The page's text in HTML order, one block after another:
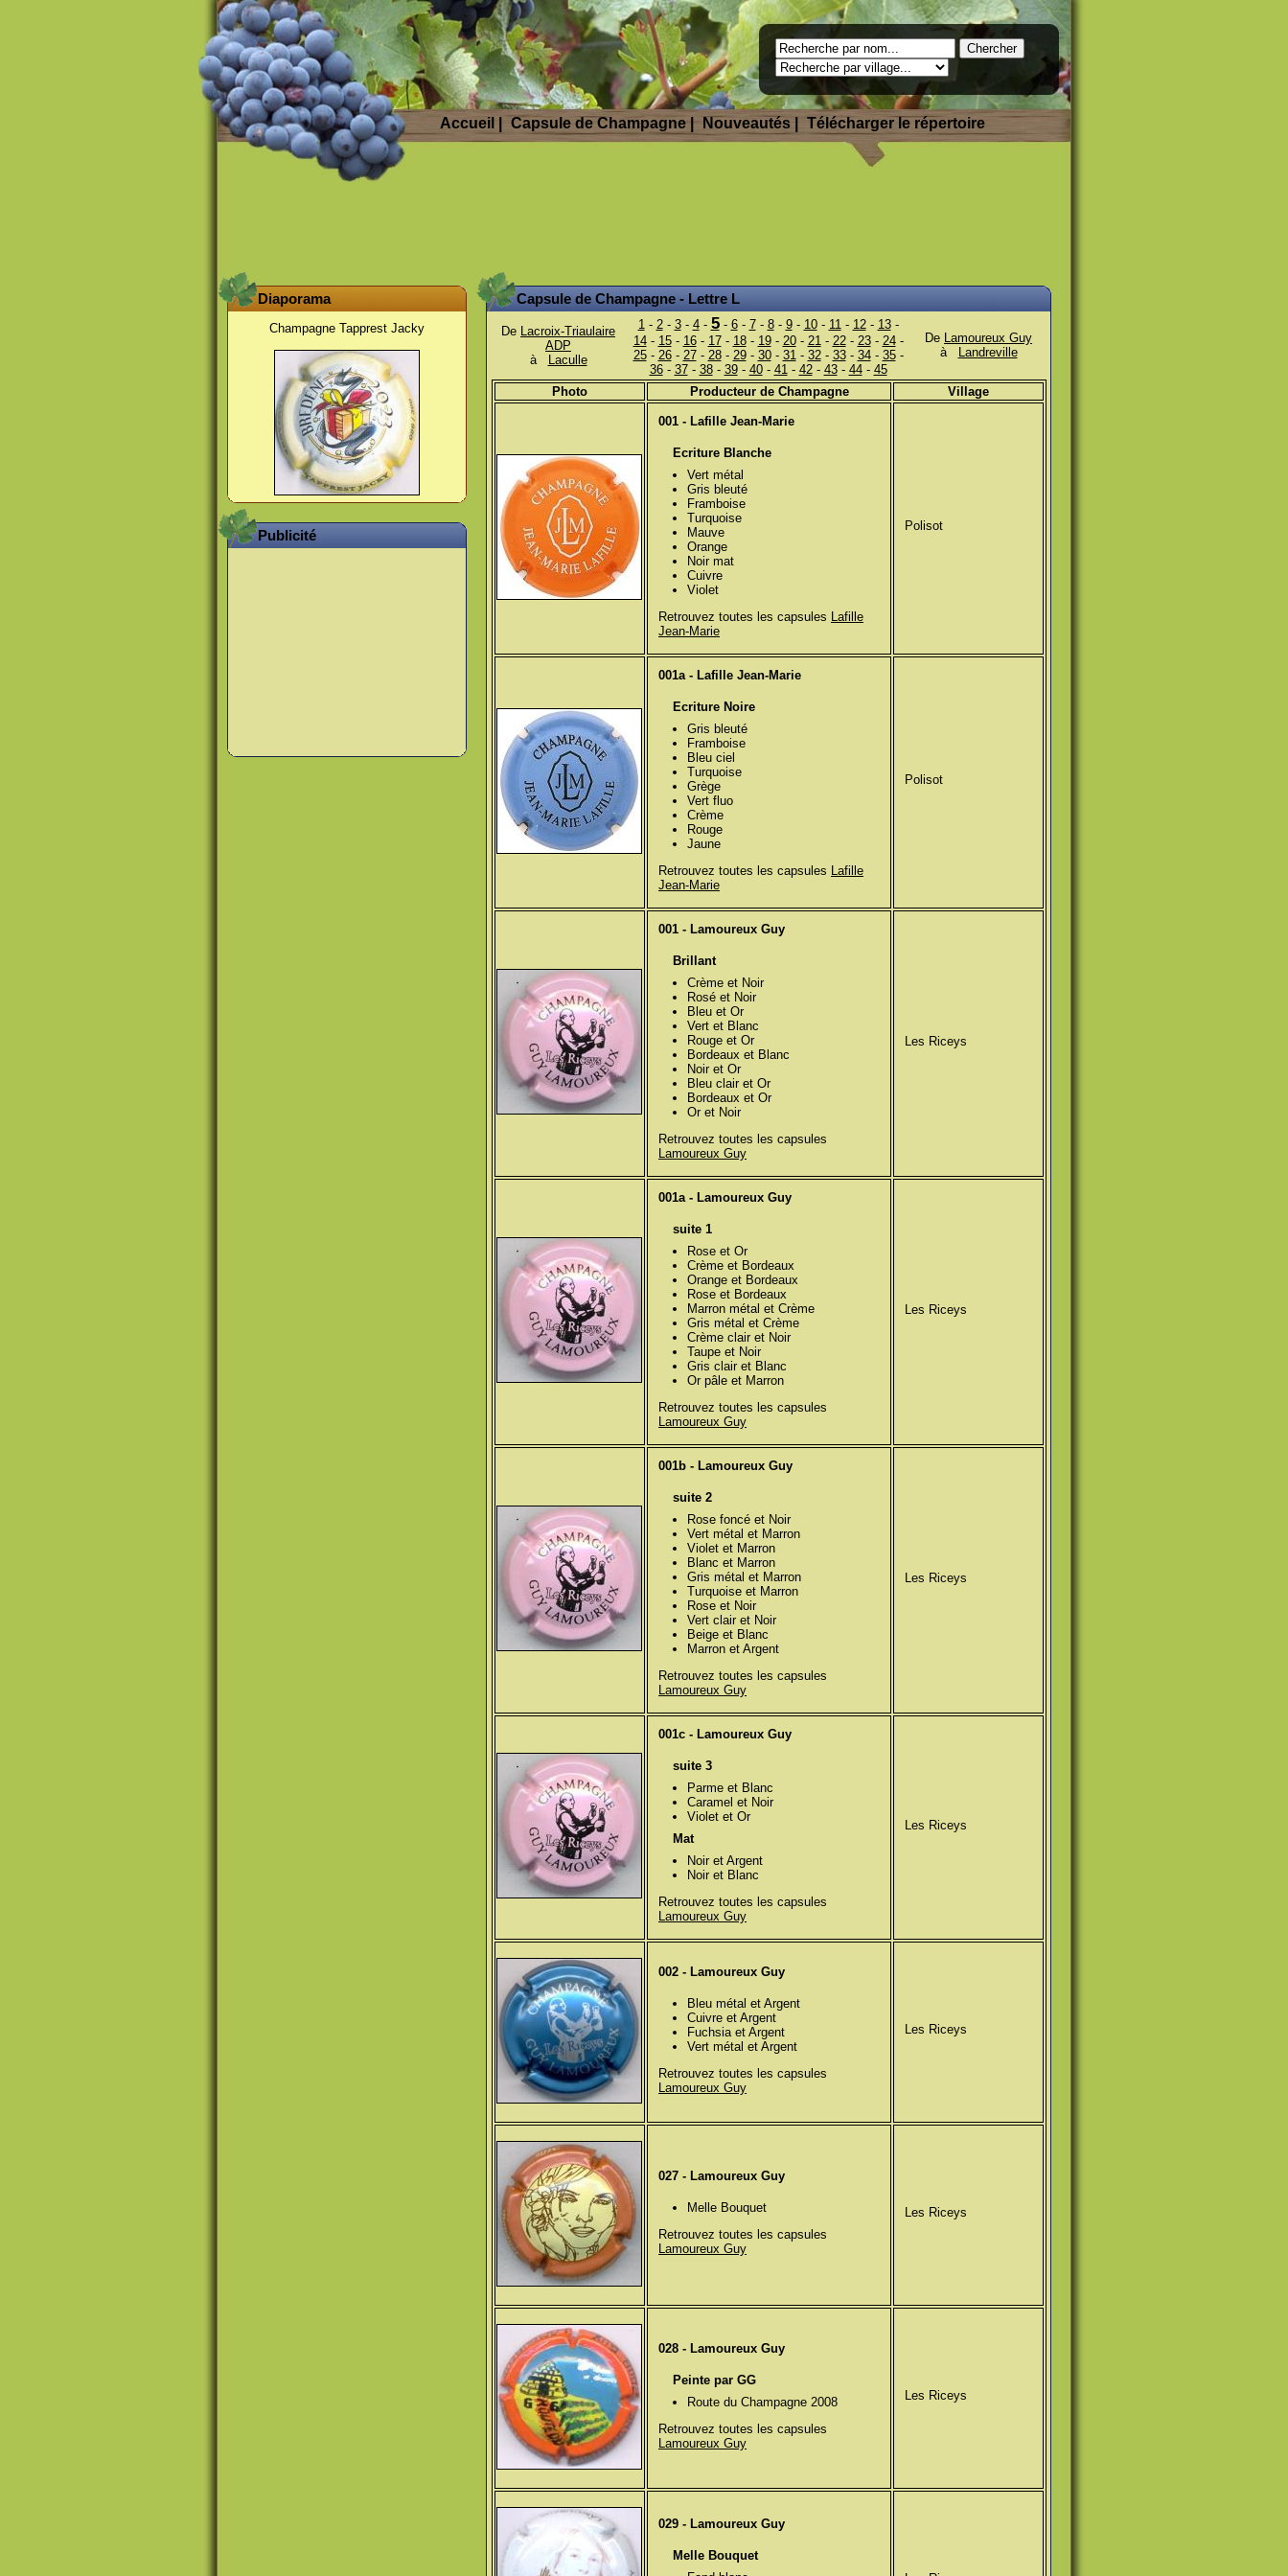
Accueil Capsule de Champagne | Nouveautés Télécharger le répertoire
Diaporama
Champagne Tapprest Jacky
Publicité
Capsule de Champagne - Lettre L
De Lacroix-Triaulaire
ADP
à
Laculle
1- 2- 3- 4- 5- 6- 7- 8- 9- 10- 11- 12- 13-
14- 15- 16- 17- 18- 19- 20- 21- 22- 23- 24-
25- 26- 27- 28- 29- 30- 31- 32- 33- 34- 35-
36- 37- 38- 39- 40- 41- 42- 43- 44- 45
De Lamoureux Guy
à
Landreville
Photo Producteur de Champagne Village
001 - Lafille Jean-Marie
Ecriture Blanche
Vert métal
Gris bleuté
Framboise
Turquoise
Mauve
Orange
Noir mat
Cuivre
Violet
Retrouvez toutes les capsules Lafille
Jean-Marie
Polisot
001a - Lafille Jean-Marie
Ecriture Noire
Gris bleuté
Framboise
Bleu ciel
Turquoise
Grège
Vert fluo
Crème
Rouge
Jaune
Retrouvez toutes les capsules Lafille
Jean-Marie
Polisot
001 - Lamoureux Guy
Brillant
Crème et Noir
Rosé et Noir
Bleu et Or
Vert et Blanc
Rouge et Or
Bordeaux et Blanc
Noir et Or
Bleu clair et Or
Bordeaux et Or
Or et Noir
Retrouvez toutes les capsules
Lamoureux Guy
Les Riceys
001a - Lamoureux Guy
suite 1
Rose et Or
Crème et Bordeaux
Orange et Bordeaux
Rose et Bordeaux
Marron métal et Crème
Gris métal et Crème
Crème clair et Noir
Taupe et Noir
Gris clair et Blanc
Or pâle et Marron
Retrouvez toutes les capsules
Lamoureux Guy
Les Riceys
001b - Lamoureux Guy
suite 2
Rose foncé et Noir
Vert métal et Marron
Violet et Marron
Blanc et Marron
Gris métal et Marron
Turquoise et Marron
Rose et Noir
Vert clair et Noir
Beige et Blanc
Marron et Argent
Retrouvez toutes les capsules
Lamoureux Guy
Les Riceys
001c - Lamoureux Guy
suite 3
Parme et Blanc
Caramel et Noir
Violet et Or
Mat
Noir et Argent
Noir et Blanc
Retrouvez toutes les capsules
Lamoureux Guy
Les Riceys
002 - Lamoureux Guy
Bleu métal et Argent
Cuivre et Argent
Fuchsia et Argent
Vert métal et Argent
Retrouvez toutes les capsules
Lamoureux Guy
Les Riceys
027 - Lamoureux Guy
Melle Bouquet
Retrouvez toutes les capsules
Lamoureux Guy
Les Riceys
028 - Lamoureux Guy
Peinte par GG
Route du Champagne 2008
Retrouvez toutes les capsules
Lamoureux Guy
Les Riceys
029 - Lamoureux Guy
Melle Bouquet